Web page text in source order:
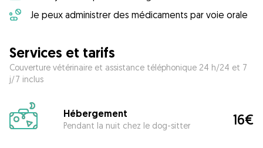
Je peux administrer des médicaments par voie orale
Services et tarifs
Couverture vétérinaire et assistance téléphonique 24 h/24 et 7
j/7 inclus
Hébergement
Pendant la nuit chez le dog-sitter 16€